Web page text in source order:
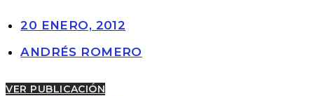
20 ENERO, 2012
ANDRÉS ROMERO
VER PUBLICACIÓN